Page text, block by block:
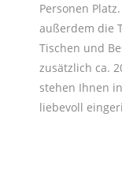
Personen
außerdem die
Tischen und
zusätzlich ca.
stehen Ihnen
liebevoll